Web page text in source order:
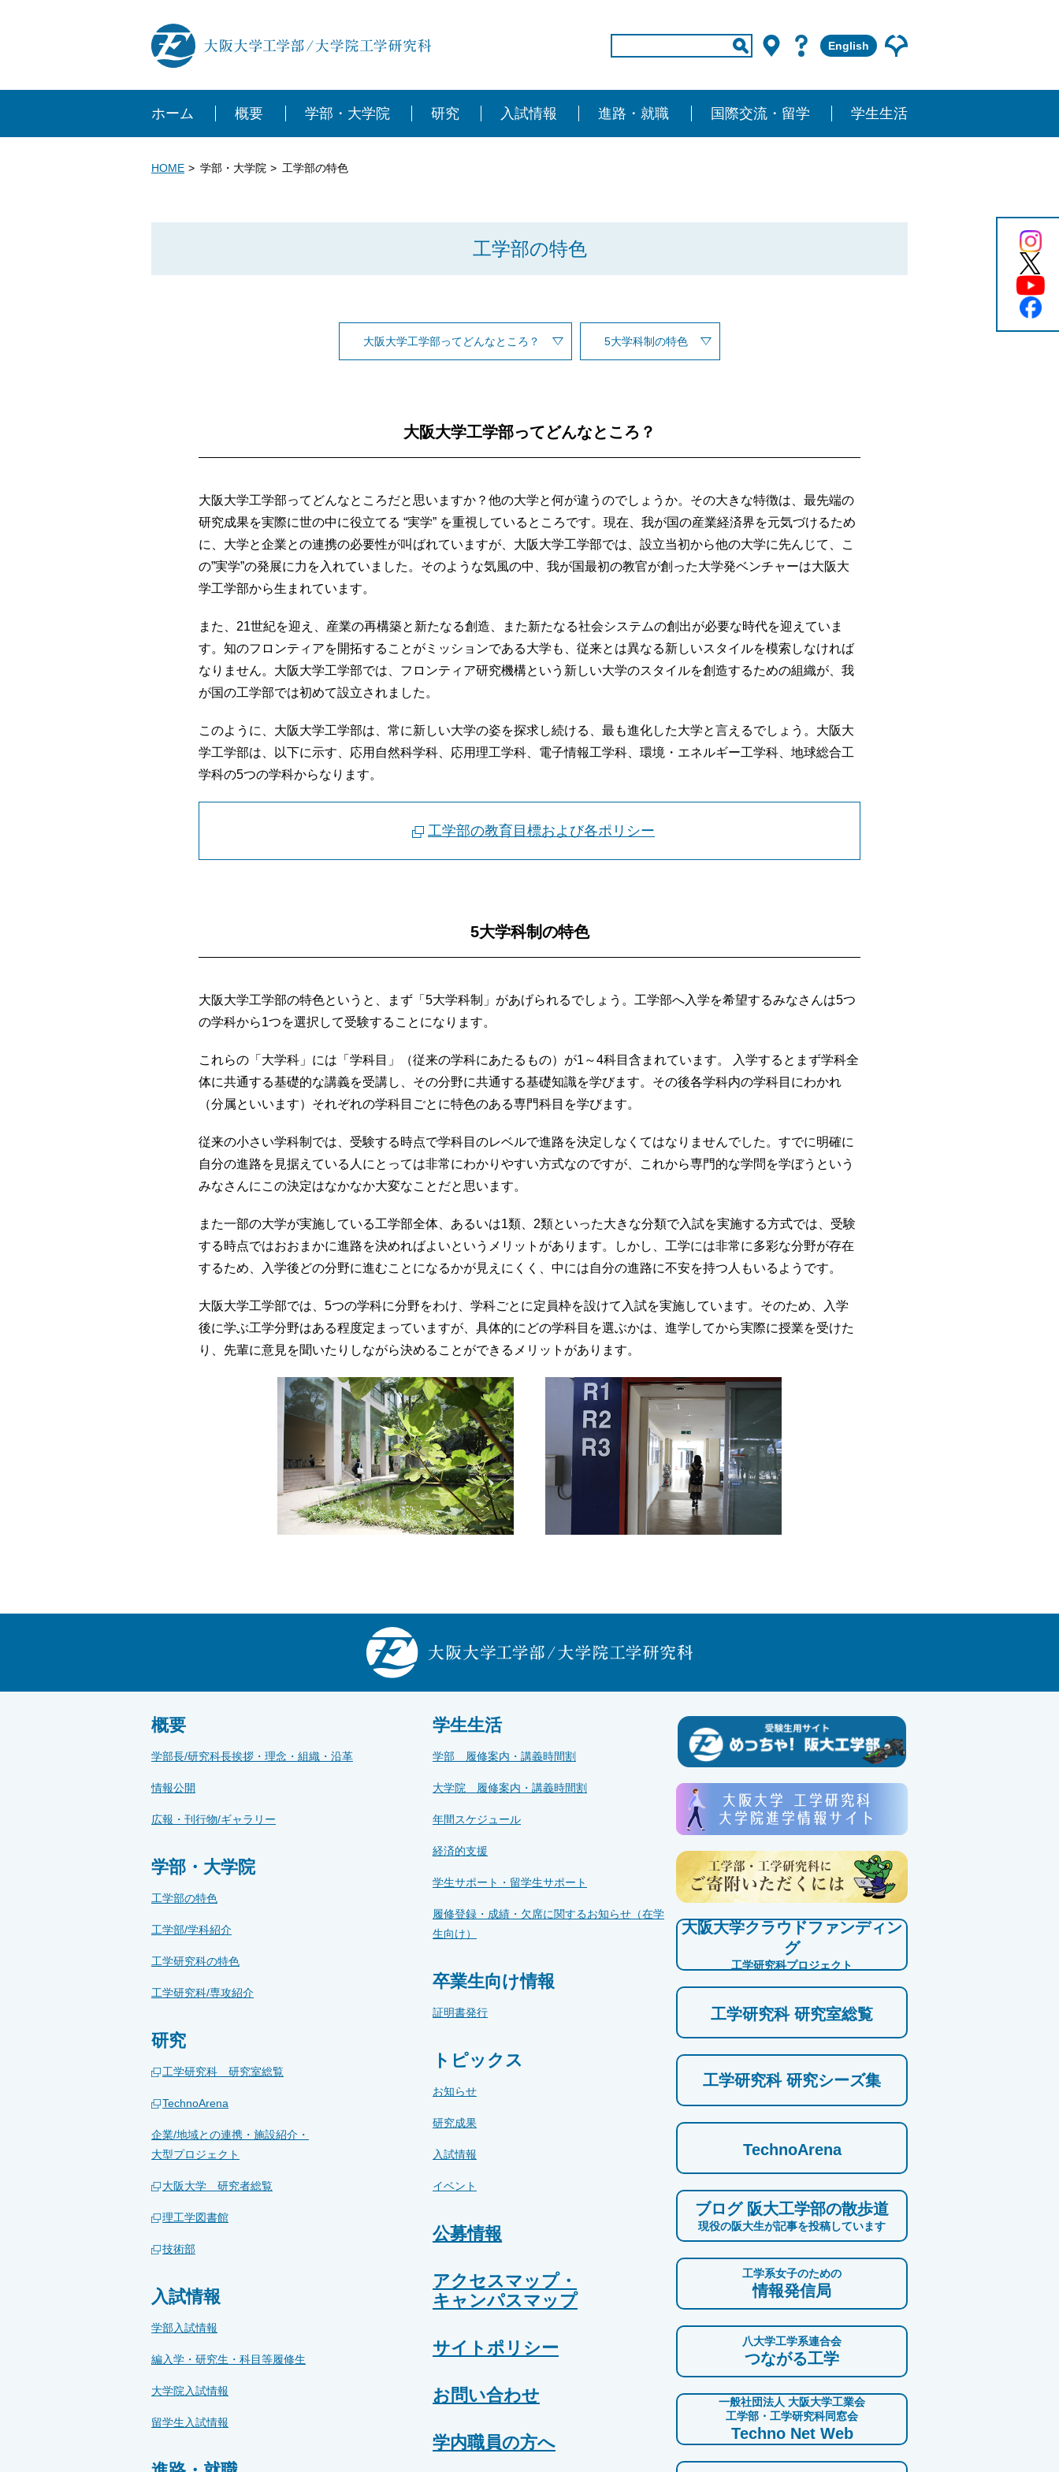
English
ホーム 概要 学部・大学院 研究 入試情報 進路・就職 国際交流・留学 学生生活
HOME 学部・大学院 工学部の特色
工学部の特色
大阪大学工学部ってどんなところ？ 5大学科制の特色
大阪大学工学部ってどんなところ？
大阪大学工学部ってどんなところだと思いますか？他の大学と何が違うのでしょうか。その大きな特徴は、最先端の
研究成果を実際に世の中に役立てる “実学” を重視しているところです。現在、我が国の産業経済界を元気づけるため
に、大学と企業との連携の必要性が叫ばれていますが、大阪大学工学部では、設立当初から他の大学に先んじて、こ
の”実学”の発展に力を入れていました。そのような気風の中、我が国最初の教官が創った大学発ベンチャーは大阪大
学工学部から生まれています。
また、21世紀を迎え、産業の再構築と新たなる創造、また新たなる社会システムの創出が必要な時代を迎えていま
す。知のフロンティアを開拓することがミッションである大学も、従来とは異なる新しいスタイルを模索しなければ
なりません。大阪大学工学部では、フロンティア研究機構という新しい大学のスタイルを創造するための組織が、我
が国の工学部では初めて設立されました。
このように、大阪大学工学部は、常に新しい大学の姿を探求し続ける、最も進化した大学と言えるでしょう。大阪大
学工学部は、以下に示す、応用自然科学科、応用理工学科、電子情報工学科、環境・エネルギー工学科、地球総合工
学科の5つの学科からなります。
工学部の教育目標および各ポリシー
5大学科制の特色
大阪大学工学部の特色というと、まず「5大学科制」があげられるでしょう。工学部へ入学を希望するみなさんは5つ
の学科から1つを選択して受験することになります。
これらの「大学科」には「学科目」（従来の学科にあたるもの）が1～4科目含まれています。 入学するとまず学科全
体に共通する基礎的な講義を受講し、その分野に共通する基礎知識を学びます。その後各学科内の学科目にわかれ
（分属といいます）それぞれの学科目ごとに特色のある専門科目を学びます。
従来の小さい学科制では、受験する時点で学科目のレベルで進路を決定しなくてはなりませんでした。すでに明確に
自分の進路を見据えている人にとっては非常にわかりやすい方式なのですが、これから専門的な学問を学ぼうという
みなさんにこの決定はなかなか大変なことだと思います。
また一部の大学が実施している工学部全体、あるいは1類、2類といった大きな分類で入試を実施する方式では、受験
する時点ではおおまかに進路を決めればよいというメリットがあります。しかし、工学には非常に多彩な分野が存在
するため、入学後どの分野に進むことになるかが見えにくく、中には自分の進路に不安を持つ人もいるようです。
大阪大学工学部では、5つの学科に分野をわけ、学科ごとに定員枠を設けて入試を実施しています。そのため、入学
後に学ぶ工学分野はある程度定まっていますが、具体的にどの学科目を選ぶかは、進学してから実際に授業を受けた
り、先輩に意見を聞いたりしながら決めることができるメリットがあります。
概要
学部長/研究科長挨拶・理念・組織・沿革
情報公開
広報・刊行物/ギャラリー
学部・大学院
工学部の特色
工学部/学科紹介
工学研究科の特色
工学研究科/専攻紹介
研究
工学研究科 研究室総覧
TechnoArena
企業/地域との連携・施設紹介・
大型プロジェクト
大阪大学 研究者総覧
理工学図書館
技術部
入試情報
学部入試情報
編入学・研究生・科目等履修生
大学院入試情報
留学生入試情報
学生生活
学部 履修案内・講義時間割
大学院 履修案内・講義時間割
年間スケジュール
経済的支援
学生サポート・留学生サポート
履修登録・成績・欠席に関するお知らせ（在学
生向け）
卒業生向け情報
証明書発行
トピックス
お知らせ
研究成果
入試情報
イベント
公募情報
アクセスマップ・
キャンパスマップ
サイトポリシー
お問い合わせ
学内職員の方へ
大阪大学クラウドファンディン
グ
工学研究科プロジェクト
工学研究科 研究室総覧
工学研究科 研究シーズ集
TechnoArena
ブログ 阪大工学部の散歩道
現役の阪大生が記事を投稿しています
工学系女子のための
情報発信局
八大学工学系連合会
つながる工学
一般社団法人 大阪大学工業会
工学部・工学研究科同窓会
Techno Net Web